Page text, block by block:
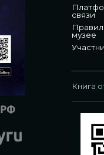
связи
музее
Книга